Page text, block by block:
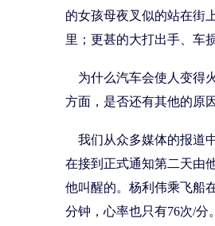
的女孩母夜叉似的站在街
里；更甚的大打出手、车
为什么汽车会使人变得
方面，是否还有其他的原
我们从众多媒体的报道
在接到正式通知第二天由
他叫醒的。杨利伟乘飞船
分钟，心率也只有76次/分。